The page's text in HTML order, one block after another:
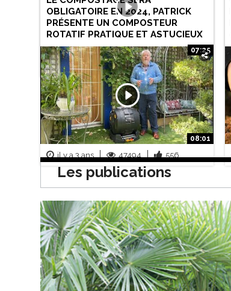
07:25
il y a 4 mois 2664 103
OBLIGATOIRE EN 2024, PATRICK
PRÉSENTE UN COMPOSTEUR
ROTATIF PRATIQUE ET ASTUCIEUX
08:01
il y a 3 ans 47494 556
Les publications